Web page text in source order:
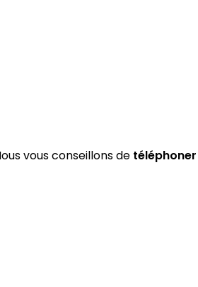
vous conseillons de téléphoner